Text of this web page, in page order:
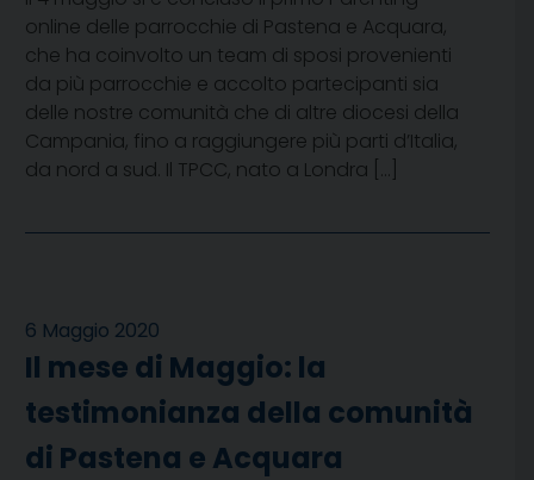
online delle parrocchie di Pastena e Acquara,
che ha coinvolto un team di sposi provenienti
da più parrocchie e accolto partecipanti sia
delle nostre comunità che di altre diocesi della
Campania, fino a raggiungere più parti d’Italia,
da nord a sud. Il TPCC, nato a Londra […]
6 Maggio 2020
Il mese di Maggio: la
testimonianza della comunità
di Pastena e Acquara